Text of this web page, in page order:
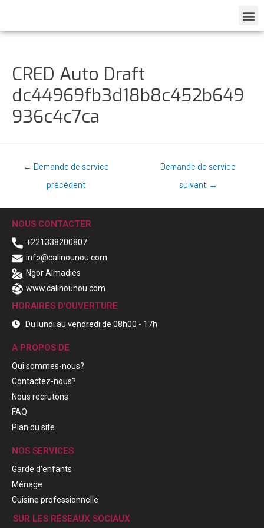
CRED Auto Draft
dc44969fb3d18b8c452b649
936c4c7ca
← Demande de service
précédent
Demande de service
suivant →
NOUS CONTACTER
+221338200807
info@calinounou.com
Ngor Almadies
www.calinounou.com
HORAIRES D'OUVERTURE
Du lundi au vendredi de 08h00 - 17h
A PROPOS DE
Qui sommes-nous?
Contactez-nous?
Nous recrutons
FAQ
Plan du site
NOS SERVICES
Garde d'enfants
Ménage
Cuisine professionnelle
SUR LES RÉSEAUX SOCIAUX